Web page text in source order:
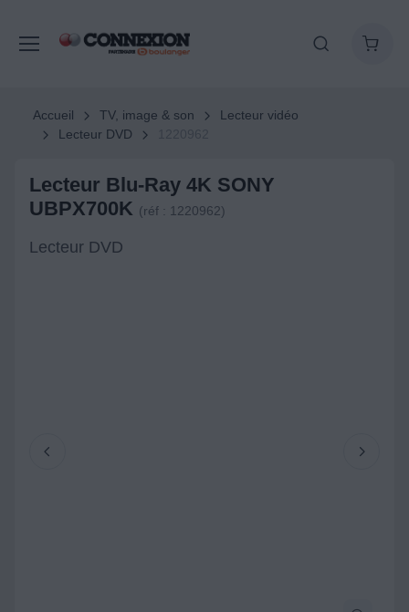
Accueil TV, image & son
Lecteur vidéo
Lecteur DVD
Lecteur Blu-Ray 4K SONY
UBPX700K (réf : 1220962)
Lecteur DVD